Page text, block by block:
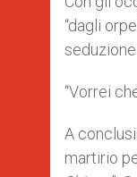
“dagli
“Vorrei
A
martirio